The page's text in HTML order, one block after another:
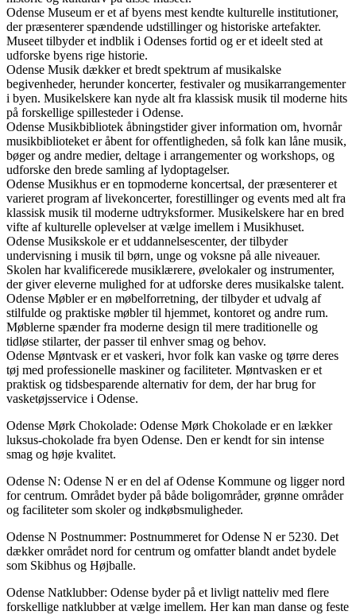
Odense Museum er et af byens mest kendte kulturelle institutioner,
der præsenterer spændende udstillinger og historiske artefakter.
Museet tilbyder et indblik i Odenses fortid og er et ideelt sted at
udforske byens rige historie.
Odense Musik dækker et bredt spektrum af musikalske
begivenheder, herunder koncerter, festivaler og musikarrangementer
i byen. Musikelskere kan nyde alt fra klassisk musik til moderne hits
på forskellige spillesteder i Odense.
Odense Musikbibliotek åbningstider giver information om, hvornår
musikbiblioteket er åbent for offentligheden, så folk kan låne musik,
bøger og andre medier, deltage i arrangementer og workshops, og
udforske den brede samling af lydoptagelser.
Odense Musikhus er en topmoderne koncertsal, der præsenterer et
varieret program af livekoncerter, forestillinger og events med alt fra
klassisk musik til moderne udtryksformer. Musikelskere har en bred
vifte af kulturelle oplevelser at vælge imellem i Musikhuset.
Odense Musikskole er et uddannelsescenter, der tilbyder
undervisning i musik til børn, unge og voksne på alle niveauer.
Skolen har kvalificerede musiklærere, øvelokaler og instrumenter,
der giver eleverne mulighed for at udforske deres musikalske talent.
Odense Møbler er en møbelforretning, der tilbyder et udvalg af
stilfulde og praktiske møbler til hjemmet, kontoret og andre rum.
Møblerne spænder fra moderne design til mere traditionelle og
tidløse stilarter, der passer til enhver smag og behov.
Odense Møntvask er et vaskeri, hvor folk kan vaske og tørre deres
tøj med professionelle maskiner og faciliteter. Møntvasken er et
praktisk og tidsbesparende alternativ for dem, der har brug for
vasketøjsservice i Odense.
Odense Mørk Chokolade: Odense Mørk Chokolade er en lækker
luksus-chokolade fra byen Odense. Den er kendt for sin intense
smag og høje kvalitet.
Odense N: Odense N er en del af Odense Kommune og ligger nord
for centrum. Området byder på både boligområder, grønne områder
og faciliteter som skoler og indkøbsmuligheder.
Odense N Postnummer: Postnummeret for Odense N er 5230. Det
dækker området nord for centrum og omfatter blandt andet bydele
som Skibhus og Højballe.
Odense Natklubber: Odense byder på et livligt natteliv med flere
forskellige natklubber at vælge imellem. Her kan man danse og feste